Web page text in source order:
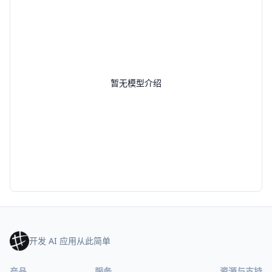
暂无模型介绍
开发 AI 应用从此简单